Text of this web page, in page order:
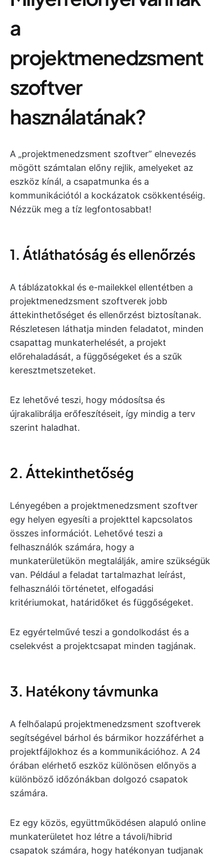
a
projektmenedzsment
szoftver
használatának?
A „projektmenedzsment szoftver” elnevezés
mögött számtalan előny rejlik, amelyeket az
eszköz kínál, a csapatmunka és a
kommunikációtól a kockázatok csökkentéséig.
Nézzük meg a tíz legfontosabbat!
1. Átláthatóság és ellenőrzés
A táblázatokkal és e-mailekkel ellentétben a
projektmenedzsment szoftverek jobb
áttekinthetőséget és ellenőrzést biztosítanak.
Részletesen láthatja minden feladatot, minden
csapattag munkaterhelését, a projekt
előrehaladását, a függőségeket és a szűk
keresztmetszeteket.
Ez lehetővé teszi, hogy módosítsa és
újrakalibrálja erőfeszítéseit, így mindig a terv
szerint haladhat.
2. Áttekinthetőség
Lényegében a projektmenedzsment szoftver
egy helyen egyesíti a projekttel kapcsolatos
összes információt. Lehetővé teszi a
felhasználók számára, hogy a
munkaterületükön megtalálják, amire szükségük
van. Például a feladat tartalmazhat leírást,
felhasználói történetet, elfogadási
kritériumokat, határidőket és függőségeket.
Ez egyértelművé teszi a gondolkodást és a
cselekvést a projektcsapat minden tagjának.
3. Hatékony távmunka
A felhőalapú projektmenedzsment szoftverek
segítségével bárhol és bármikor hozzáférhet a
projektfájlokhoz és a kommunikációhoz. A 24
órában elérhető eszköz különösen előnyös a
különböző időzónákban dolgozó csapatok
számára.
Ez egy közös, együttműködésen alapuló online
munkaterületet hoz létre a távoli/hibrid
csapatok számára, hogy hatékonyan tudjanak